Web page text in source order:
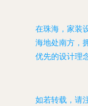
在珠海，家装
海地处南方，
优先的设计理
如若转载，请